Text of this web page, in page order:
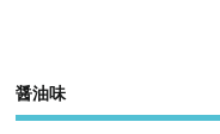
醤油味